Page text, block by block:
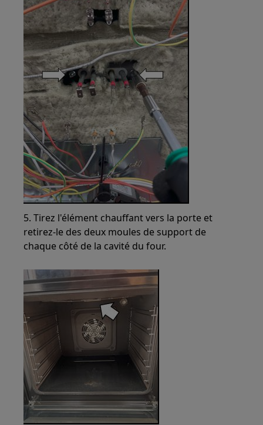
5. Tirez l'élément chauffant vers la porte et
retirez-le des deux moules de support de
chaque côté de la cavité du four.